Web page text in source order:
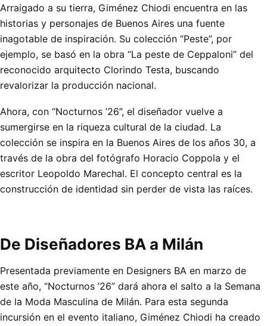
Arraigado a su tierra, Giménez Chiodi encuentra en las
historias y personajes de Buenos Aires una fuente
inagotable de inspiración. Su colección “Peste”, por
ejemplo, se basó en la obra “La peste de Ceppaloni” del
reconocido arquitecto Clorindo Testa, buscando
revalorizar la producción nacional.
Ahora, con “Nocturnos ’26”, el diseñador vuelve a
sumergirse en la riqueza cultural de la ciudad. La
colección se inspira en la Buenos Aires de los años 30, a
través de la obra del fotógrafo Horacio Coppola y el
escritor Leopoldo Marechal. El concepto central es la
construcción de identidad sin perder de vista las raíces.
De Diseñadores BA a Milán
Presentada previamente en Designers BA en marzo de
este año, “Nocturnos ’26” dará ahora el salto a la Semana
de la Moda Masculina de Milán. Para esta segunda
incursión en el evento italiano, Giménez Chiodi ha creado